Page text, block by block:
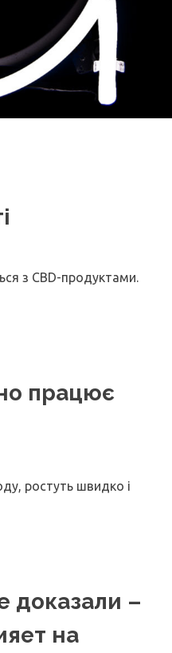
з CBD-продуктами.
працює
ростуть швидко і
доказали –
на